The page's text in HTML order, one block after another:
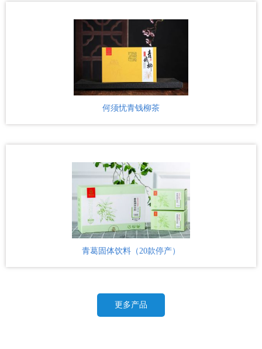
何须忧青钱柳茶
青葛固体饮料（20款停产）
更多产品
安徽石台富硒青钱柳叶用林种植示范基地
GPB | 全基因组复制重塑孑遗植物青钱柳的适应性进化
【石台融媒】探访全国最大的青钱柳种植基地！
安徽石台发展青钱柳健康产业基地 助力乡村振兴
植物界的大熊猫，医学界的第三棵树 安微石台发展青钱柳健康产业
喜讯：池州市质量监督检验研究院青钱柳科研合作研发基地挂牌成